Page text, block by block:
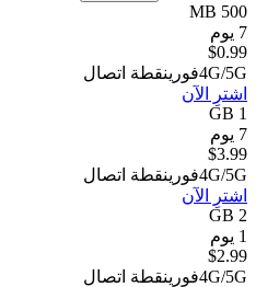
500 MB
7 يوم
$0.99
4G/5Gفورينقطة اتصال
اشترِ الآن
1 GB
7 يوم
$3.99
4G/5Gفورينقطة اتصال
اشترِ الآن
2 GB
1 يوم
$2.99
4G/5Gفورينقطة اتصال